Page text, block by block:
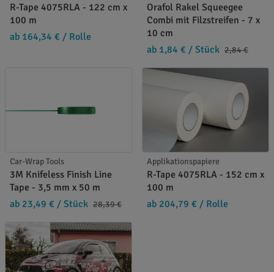
R-Tape 4075RLA - 122 cm x
100 m
ab 164,34 € / Rolle
Orafol Rakel Squeegee
Combi mit Filzstreifen - 7 x
10 cm
ab 1,84 € / Stück 2,84 €
Car-Wrap Tools
3M Knifeless Finish Line
Tape - 3,5 mm x 50 m
ab 23,49 € / Stück 28,39 €
Applikationspapiere
R-Tape 4075RLA - 152 cm x
100 m
ab 204,79 € / Rolle